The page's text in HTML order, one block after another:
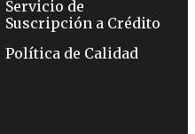
Servicio de
Suscripción a Crédito
Política de Calidad